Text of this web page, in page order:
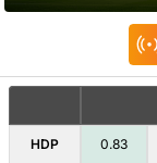
HDP 0.83